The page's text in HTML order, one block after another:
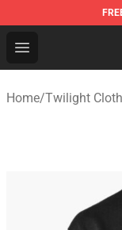
Open menu
Twilight
Home/Twilight Cloth